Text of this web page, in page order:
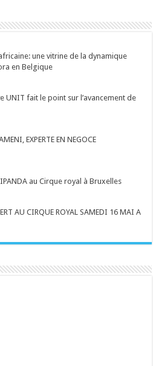
une vitrine de la dynamique
en Belgique
UNIT fait le point sur l’avancement de
EXPERTE EN NEGOCE
au Cirque royal à Bruxelles
AU CIRQUE ROYAL SAMEDI 16 MAI A